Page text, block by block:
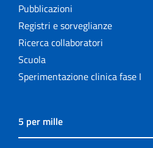
Pubblicazioni
Registri e sorveglianze
Ricerca collaboratori
Scuola
Sperimentazione clinica fase I
5 per mille